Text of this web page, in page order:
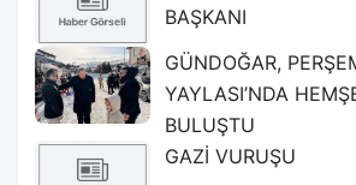
BAŞKANI
GÜNDOĞAR,
YAYLASI’NDA
BULUŞTU
GAZİ VURUŞU